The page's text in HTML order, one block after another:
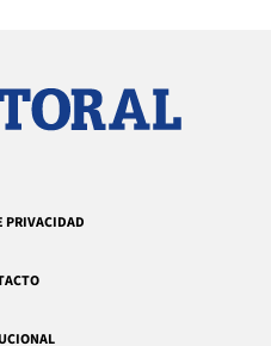
PRIVACIDAD